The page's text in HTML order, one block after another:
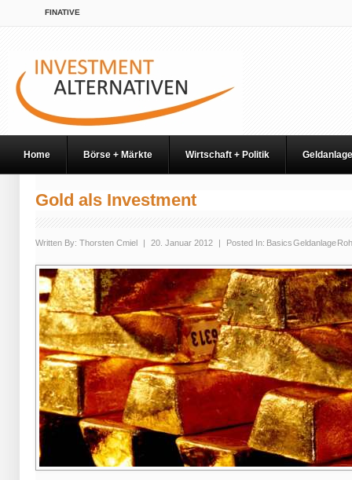
FINATIVE
Home Börse + Märkte Wirtschaft + Politik Geldanlage
Gold als Investment
Written By: Thorsten Cmiel | 20. Januar 2012 | Posted In: BasicsGeldanlage